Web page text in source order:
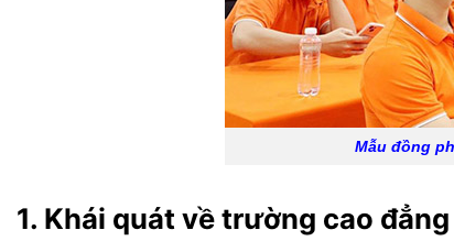
Mẫu đồng
1. Khái quát về trường cao